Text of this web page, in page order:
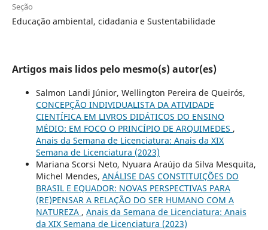
Seção
Educação ambiental, cidadania e Sustentabilidade
Artigos mais lidos pelo mesmo(s) autor(es)
Salmon Landi Júnior, Wellington Pereira de Queirós,
CONCEPÇÃO INDIVIDUALISTA DA ATIVIDADE
CIENTÍFICA EM LIVROS DIDÁTICOS DO ENSINO
MÉDIO: EM FOCO O PRINCÍPIO DE ARQUIMEDES ,
Anais da Semana de Licenciatura: Anais da XIX
Semana de Licenciatura (2023)
Mariana Scorsi Neto, Nyuara Araújo da Silva Mesquita,
Michel Mendes, ANÁLISE DAS CONSTITUIÇÕES DO
BRASIL E EQUADOR: NOVAS PERSPECTIVAS PARA
(RE)PENSAR A RELAÇÃO DO SER HUMANO COM A
NATUREZA , Anais da Semana de Licenciatura: Anais
da XIX Semana de Licenciatura (2023)